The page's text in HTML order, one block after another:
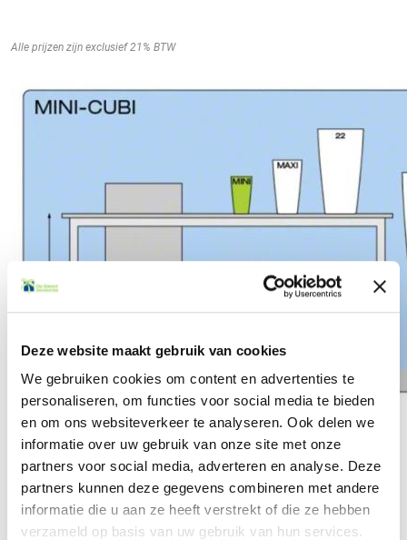
Deze website maakt gebruik van cookies
We gebruiken cookies om content en advertenties te
personaliseren, om functies voor social media te bieden
en om ons websiteverkeer te analyseren. Ook delen we
informatie over uw gebruik van onze site met onze
partners voor social media, adverteren en analyse. Deze
partners kunnen deze gegevens combineren met andere
informatie die u aan ze heeft verstrekt of die ze hebben
verzameld op basis van uw gebruik van hun services.
Alle prijzen zijn exclusief 21% BTW
€ 88,00 per stuk (€ 106,48 incl. BTW)